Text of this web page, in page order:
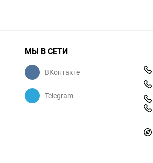
МЫ В СЕТИ
ВКонтакте
Telegram